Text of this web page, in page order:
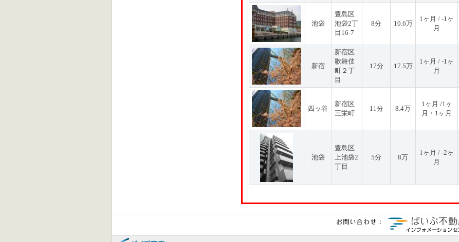
池袋
豊島区
池袋2丁
目16-7
8分 10.6万
1ヶ月 / -1ヶ
月
新宿
新宿区
歌舞伎
町２丁
目
17分 17.5万
1ヶ月 / -1ヶ
月
四ッ谷
新宿区
三栄町
11分 8.4万
1ヶ月 /1ヶ
月・1ヶ月
池袋
豊島区
上池袋2
丁目
5分 8万
1ヶ月 / -2ヶ
月